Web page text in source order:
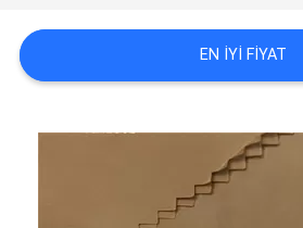
NEWS
SITE
EN IYI FIYAT